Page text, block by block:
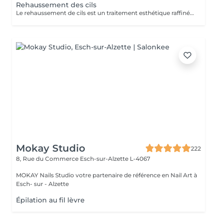
Rehaussement des cils
Le rehaussement de cils est un traitement esthétique raffiné qui confère à vos cils une courbure naturelle et gracieuse. En utilisant des produits spécialisés et des techniques de mise en forme expertes, nous ajoutons une dimension supplémentaire de courbure et de définition à vos cils. La durée du traitement varie généralement de 4 à 8 semaines, selon le cycle de croissance naturel de vos cils. De plus, notre service comprend une teinture noire des cils, offrant ainsi une intensité supplémentaire à votre regard. Veuillez ne pas appliquer de Mascara Waterproof le jour de votre rendez-vous.
Mokay Studio
222
8, Rue du Commerce Esch-sur-Alzette L-4067
MOKAY Nails Studio votre partenaire de référence en Nail Art à
Esch- sur - Alzette
Épilation au fil lèvre